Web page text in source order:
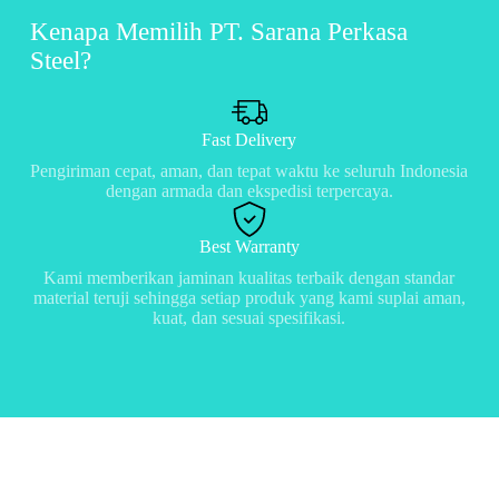
Kenapa Memilih PT. Sarana Perkasa
Steel?
Fast Delivery
Pengiriman cepat, aman, dan tepat waktu ke seluruh Indonesia
dengan armada dan ekspedisi terpercaya.
Best Warranty
Kami memberikan jaminan kualitas terbaik dengan standar
material teruji sehingga setiap produk yang kami suplai aman,
kuat, dan sesuai spesifikasi.